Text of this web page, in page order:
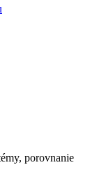
porovnanie